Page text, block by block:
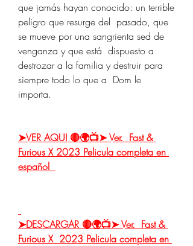
que jamás hayan conocido: un terrible
peligro que resurge del  pasado, que
se mueve por una sangrienta sed de
venganza y que está  dispuesto a
destrozar a la familia y destruir para
siempre todo lo que a  Dom le
importa.
➤VER AQUI 🔴🌍📺➤ Ver.  Fast &
Furious X 2023 Pelicula completa en
español
➤DESCARGAR 🔴🌍📺➤ Ver.  Fast &
Furious X  2023 Pelicula completa en